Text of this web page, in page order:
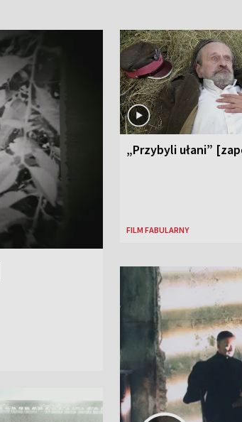
„Przybyli ułani”
FILM FABULARNY